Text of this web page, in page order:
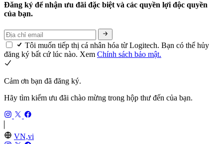
Đăng ký để nhận ưu đãi đặc biệt và các quyền lợi độc quyền
của bạn.
Tôi muốn tiếp thị cá nhân hóa từ Logitech. Bạn có thể hủy
đăng ký bất cứ lúc nào. Xem Chính sách bảo mật.
Cảm ơn bạn đã đăng ký.
Hãy tìm kiếm ưu đãi chào mừng trong hộp thư đến của bạn.
VN,vi